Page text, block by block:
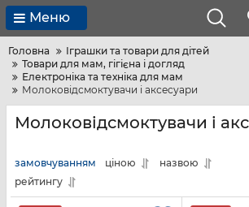
Меню
Головна
Іграшки та товари для дітей
Товари для мам, гігієна і догляд
Електроніка та техніка для мам
Молоковідсмоктувачи і аксесуари
Молоковідсмоктувачи і
замовчуванням ціною
назвою
рейтингу